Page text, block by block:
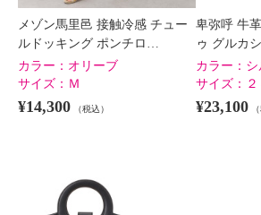
メゾン馬里邑 接触冷感 チュー
ルドッキング ポンチロ…
カラー： オリーブ
サイズ： Ｍ
¥14,300 （税込）
卑弥呼 牛
ゥ グルカ
カラー： シ
サイズ：
¥23,100